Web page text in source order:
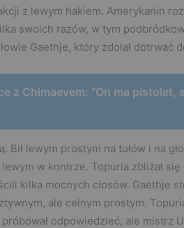
z lewym hakiem. Amerykanin
swoich razów, w tym
Gaethje, który zdołał dotrwać
z Chimaevem: "On ma pistolet,
lewym prostym na tułów i na
w kontrze. Topuria zbliżał
kilka mocnych ciosów. Gaethje
ale celnym prostym.
odpowiedzieć, ale mistrz